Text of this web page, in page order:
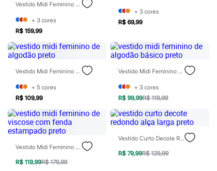
Carteiras
Óculos
Relógios
Calçados
Botas
Chinelos
Sapatos
Sandálias e Papetes
Moda esportiva
Acessórios
Bermudas
Camisetas
Calças
Calçados
Regatas
Moda íntima
Cuecas
Meias
Vestido Midi Feminino Decote Coração Com Fenda Preto
+ 3 cores
R$ 159,99
+ 3 cores
R$ 69,99
Vestido Midi Feminino De Algodão Preto
+ 5 cores
R$ 109,99
Vestido Midi Feminino De Algodão Básico Preto
+ 3 cores
R$ 99,99R$ 119,99
Vestido Midi Feminino De Viscose Com Fenda Estampado Preto
R$ 119,99R$ 179,99
Vestido Curto Decote Redondo Alça Larga Preto
R$ 79,99R$ 129,99